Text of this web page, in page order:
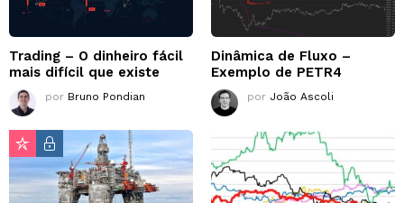
Trading – O dinheiro fácil
mais difícil que existe
por Bruno Pondian
Dinâmica de Fluxo –
Exemplo de PETR4
por João Ascoli